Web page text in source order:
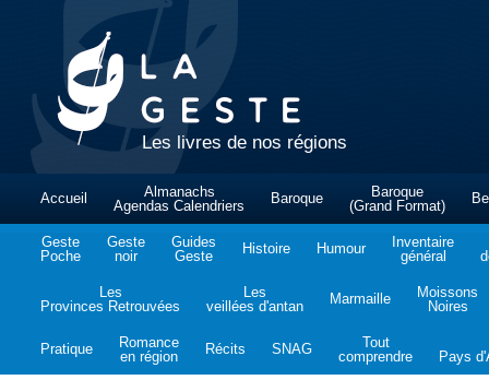
Les livres de nos régions
Accueil
Almanachs
Agendas Calendriers
Baroque
Baroque
(Grand Format)
Geste
Poche
Geste
noir
Guides
Geste
Histoire Humour
Inventaire
général
Les
Provinces Retrouvées
Les
veillées d'antan
Marmaille
Moissons
Noires
Pratique
Romance
en région
Récits SNAG
Tout
comprendre
Pays